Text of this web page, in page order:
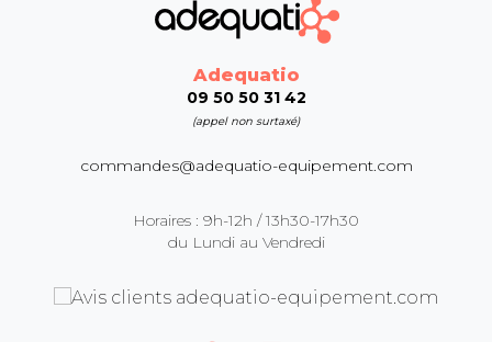
Adequatio
09 50 50 31 42
(appel non surtaxé)
commandes@adequatio-equipement.com
Horaires : 9h-12h / 13h30-17h30
du Lundi au Vendredi